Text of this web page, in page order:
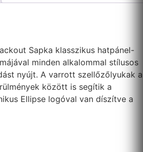
Sapka klasszikus hatpánel-
minden alkalommal stílusos
nyújt. A varrott szellőzőlyukak a
között is segítik a
Ellipse logóval van díszítve a